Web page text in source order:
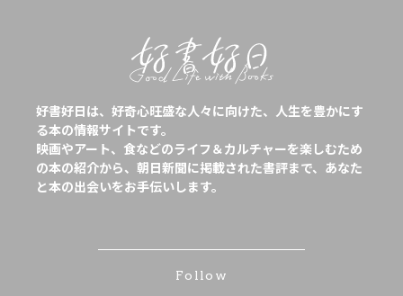
好書好日は、好奇心旺盛な人々に向けた、人生を豊かにす
る本の情報サイトです。
映画やアート、食などのライフ＆カルチャーを楽しむため
の本の紹介から、朝日新聞に掲載された書評まで、あなた
と本の出会いをお手伝いします。
Follow